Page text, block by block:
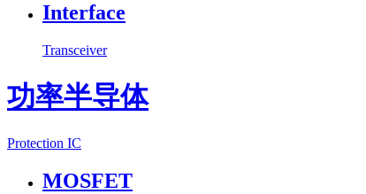
Interface
Transceiver
功率半导体
Protection IC
MOSFET